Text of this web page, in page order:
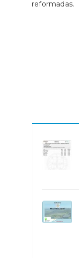
reformadas.